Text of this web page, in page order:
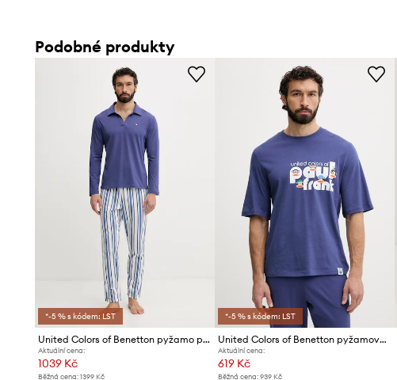
Podobné produkty
*-5 % s kódem: LST
United Colors of Benetton pyžamo pánské bavlněné
Aktuální cena:
1039 Kč
Běžná cena: 1399 Kč
*-5 % s kódem: LST
United Colors of Benetton pyžamové tričko pánské bavlněné
Aktuální cena:
619 Kč
Běžná cena:939 Kč